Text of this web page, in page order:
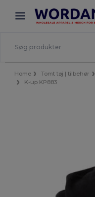
× Wordans-app
Bedre priser i
Home Tomt tøj | tilbehør
K-up KP883